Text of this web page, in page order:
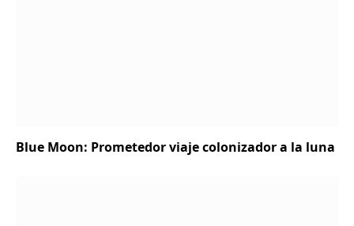
Blue Moon: Prometedor viaje colonizador a la luna